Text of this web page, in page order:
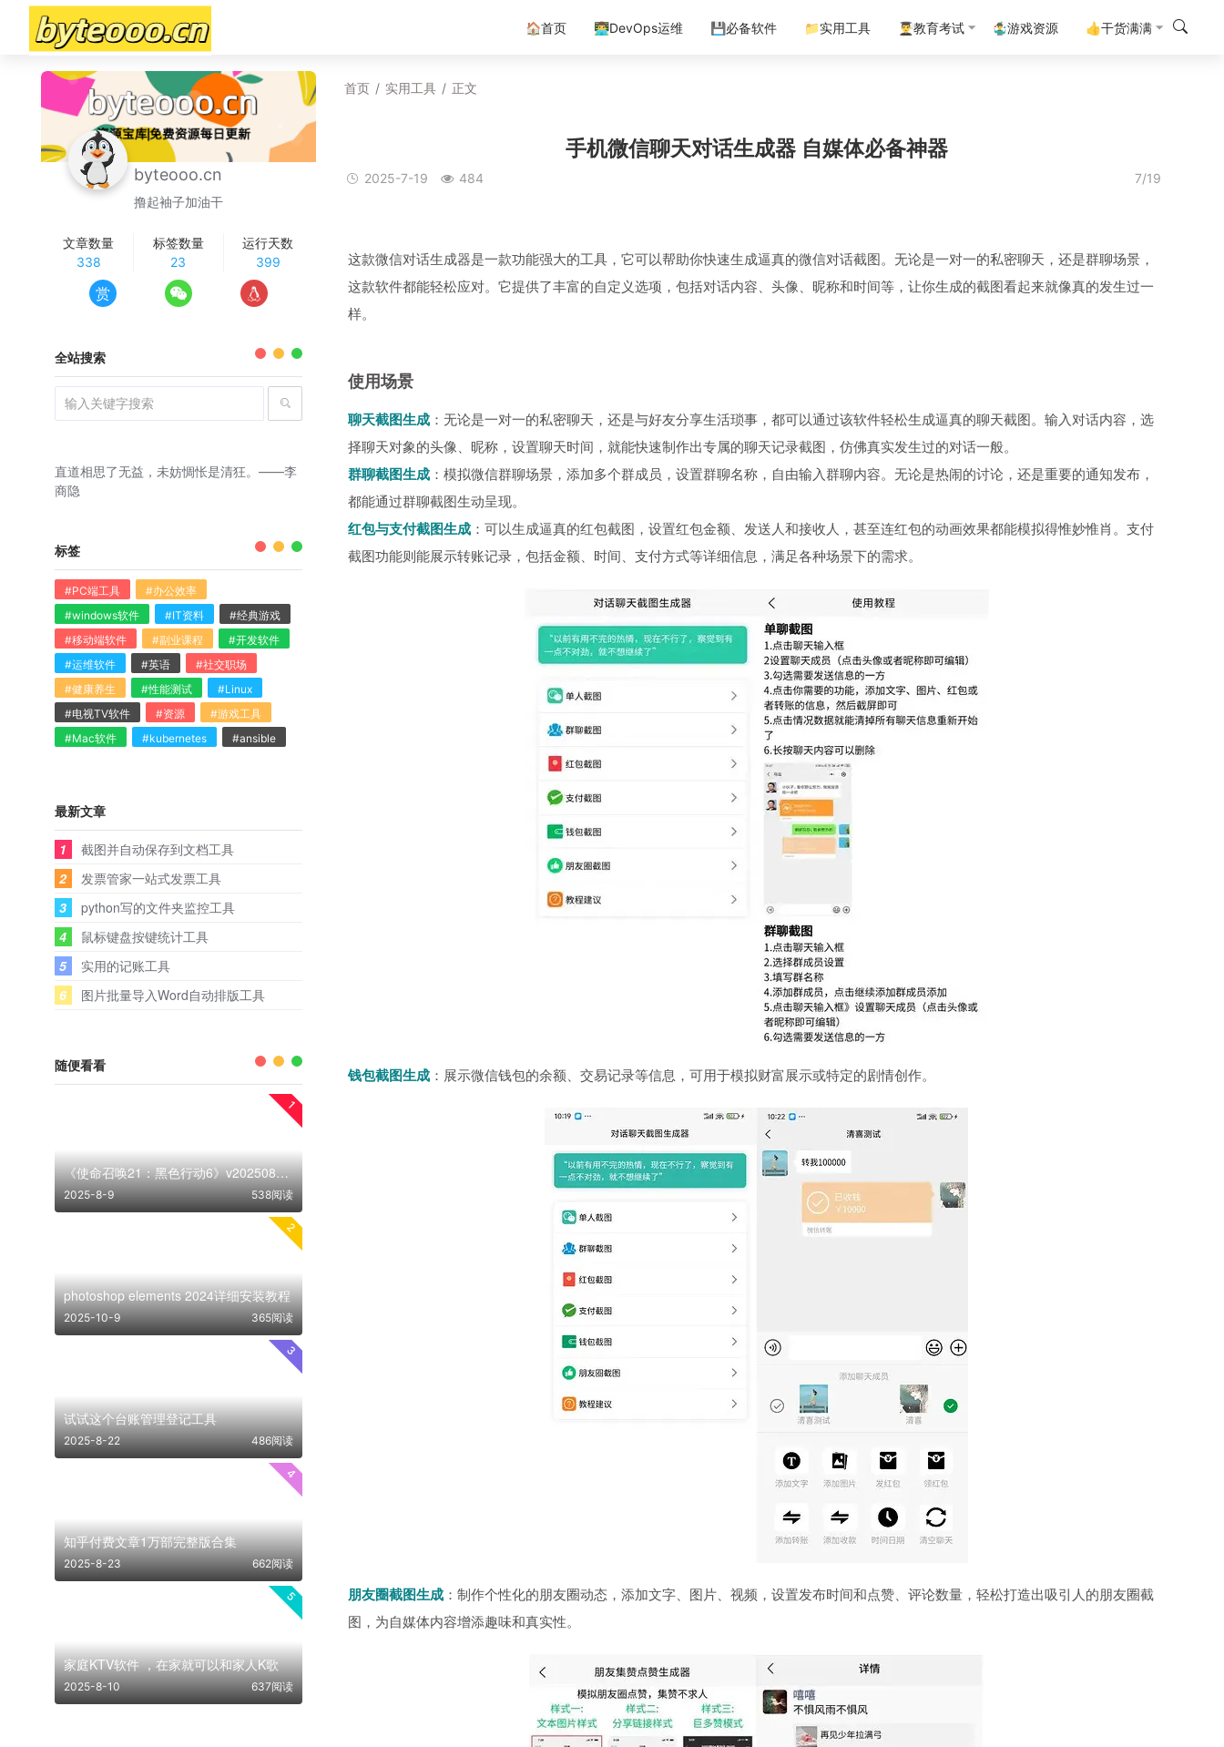
🏠首页 👨‍💻DevOps运维 💾必备软件 📁实用工具 👨‍🎓教育考试 🤹‍♂️游戏资源 👍干货满满
首页 / 实用工具 / 正文
手机微信聊天对话生成器 自媒体必备神器
2025-7-19 484 7/19
这款微信对话生成器是一款功能强大的工具，它可以帮助你快速生成逼真的微信对话截图。无论是一对一的私密聊天，还是群聊场景，
这款软件都能轻松应对。它提供了丰富的自定义选项，包括对话内容、头像、昵称和时间等，让你生成的截图看起来就像真的发生过一
样。
使用场景
聊天截图生成 ：无论是一对一的私密聊天，还是与好友分享生活琐事，都可以通过该软件轻松生成逼真的聊天截图。输入对话内容，选
择聊天对象的头像、昵称，设置聊天时间，就能快速制作出专属的聊天记录截图，仿佛真实发生过的对话一般。
群聊截图生成 ：模拟微信群聊场景，添加多个群成员，设置群聊名称，自由输入群聊内容。无论是热闹的讨论，还是重要的通知发布，
都能通过群聊截图生动呈现。
红包与支付截图生成 ：可以生成逼真的红包截图，设置红包金额、发送人和接收人，甚至连红包的动画效果都能模拟得惟妙惟肖。支付
截图功能则能展示转账记录，包括金额、时间、支付方式等详细信息，满足各种场景下的需求。
钱包截图生成 ：展示微信钱包的余额、交易记录等信息，可用于模拟财富展示或特定的剧情创作。
朋友圈截图生成 ：制作个性化的朋友圈动态，添加文字、图片、视频，设置发布时间和点赞、评论数量，轻松打造出吸引人的朋友圈截
图，为自媒体内容增添趣味和真实性。
byteooo.cn
撸起袖子加油干
文章数量
338
标签数量
23
运行天数
399
赏
全站搜索
直道相思了无益，未妨惆怅是清狂。——李
商隐
标签
#PC端工具
#办公效率
#windows软件
#IT资料
#经典游戏
#移动端软件
#副业课程
#开发软件
#运维软件
#英语
#社交职场
#健康养生
#性能测试
#Linux
#电视TV软件
#资源
#游戏工具
#Mac软件
#kubernetes #ansible
最新文章
1
截图并自动保存到文档工具
2
发票管家一站式发票工具
3
python写的文件夹监控工具
4
鼠标键盘按键统计工具
5
实用的记账工具
6
图片批量导入Word自动排版工具
随便看看
1
《使命召唤21：黑色行动6》v202508版 免安装中文版
2025-8-9 538阅读
2
photoshop elements 2024详细安装教程
2025-10-9 365阅读
3
试试这个台账管理登记工具
2025-8-22 486阅读
4
知乎付费文章1万部完整版合集
2025-8-23 662阅读
5
家庭KTV软件 ，在家就可以和家人K歌
2025-8-10 637阅读